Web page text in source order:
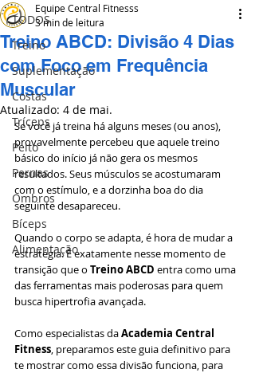
TODOS
Treino
Suplementação
Costas
Tríceps
Peito
Pernas
Ombros
Bíceps
Alimentação
Treino ABCD: Divisão 4 Dias
com Foco em Frequência
Muscular
Equipe Central Fitnesss
3 min de leitura
Atualizado: 4 de mai.
Se você já treina há alguns meses (ou anos),
provavelmente percebeu que aquele treino
básico do início já não gera os mesmos
resultados. Seus músculos se acostumaram
com o estímulo, e a dorzinha boa do dia
seguinte desapareceu.
Quando o corpo se adapta, é hora de mudar a
estratégia. É exatamente nesse momento de
transição que o Treino ABCD entra como uma
das ferramentas mais poderosas para quem
busca hipertrofia avançada.
Como especialistas da Academia Central
Fitness, preparamos este guia definitivo para
te mostrar como essa divisão funciona, para